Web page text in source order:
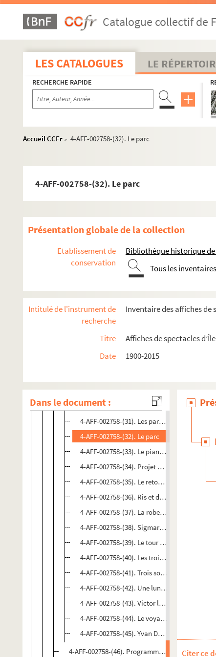
Catalogue collectif de
LES CATALOGUES LE
RECHERCHE RAPIDE
Accueil CCFr > 4-AFF-002758-(32). Le parc
4-AFF-002758-(32). Le parc
Présentation globale de la collection
Etablissement de
conservation
Bibliothèque historique de
Tous les inventaires
Intitulé de l'instrument de
recherche
Inventaire des affiches de
Titre
Affiches de spectacles
Date
1900-2015
Dans le document :
4-AFF-002758-(07). Créations avec étoiles et
4-AFF-002758-(08). Carolyn Carlson dans
4-AFF-002758-(09). Carolyn Carlson dans
4-AFF-002758-(10). Casimir et caroline
4-AFF-002758-(11). Chansons de mai
4-AFF-002758-(12). Le chant des femmes
4-AFF-002758-(17). Le désamour
4-AFF-002758-(20). Films de femmes
4-AFF-002758-(21). Gilles Vigneault
4-AFF-002758-(22). Groupe Emile Dubois.
4-AFF-002758-(24). Louis Falco
4-AFF-002758-(25). Marie Tudor
4-AFF-002758-(27). Monsieur Vitrac
4-AFF-002758-(28). Le monstre Turquin
4-AFF-002758-(29). Opéra la clémence de Titus
4-AFF-002758-(30). Oreste
4-AFF-002758-(31). Les paravents
4-AFF-002758-(32). Le parc
4-AFF-002758-(33). Le piano dans tous ses
4-AFF-002758-(34). Projet de la matière
4-AFF-002758-(35). Le retour de Casanova
4-AFF-002758-(36). Ris et danceries
4-AFF-002758-(37). La robe verte
4-AFF-002758-(38). Sigmaringen
4-AFF-002758-(39). Le tour d'une nuit en
4-AFF-002758-(40). Les trois mousquetaires
4-AFF-002758-(41). Trois solos
4-AFF-002758-(42). Une lune pour les
4-AFF-002758-(43). Victor le sauvage
4-AFF-002758-(44). Le voyage sur la lune de
4-AFF-002758-(45). Yvan Dautin
4-AFF-002758-(46). Programmes et diversCiter ce